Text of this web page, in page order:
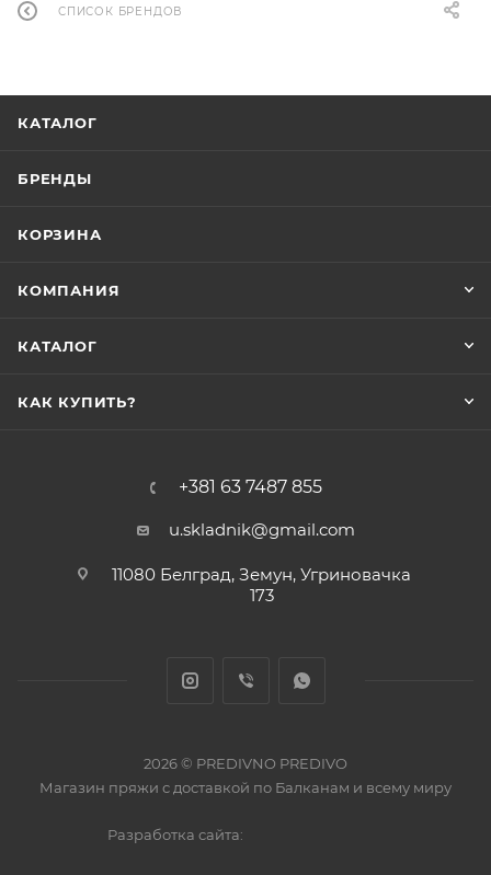
СПИСОК БРЕНДОВ
КАТАЛОГ
БРЕНДЫ
КОРЗИНА
КОМПАНИЯ
КАТАЛОГ
КАК КУПИТЬ?
+381 63 7487 855
u.skladnik@gmail.com
11080 Белград, Земун, Угриновачка
173
2026 © PREDIVNO PREDIVO
Магазин пряжи с доставкой по Балканам и всему миру
Разработка сайта: